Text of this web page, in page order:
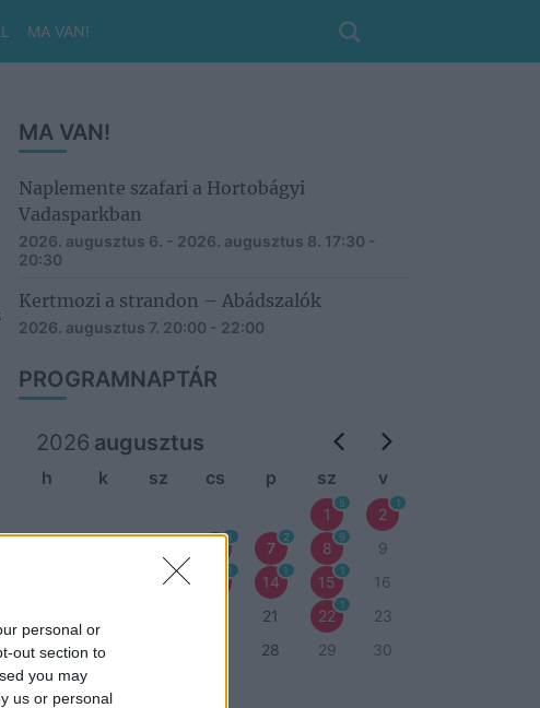
personal or
out section to
you may
us or personal
MA VAN!
MA VAN!
Naplemente szafari a Hortobágyi
Vadasparkban
2026. augusztus 6. - 2026. augusztus 8. 17:30 -
20:30
Kertmozi a strandon – Abádszalók
2026. augusztus 7. 20:00 - 22:00
PROGRAMNAPTÁR
2026 augusztus
h k sz cs p sz v
1
5
2
1
1
7
2
8
9
9
12
1 1
14
1
15
1
16
21 22
1
23
24
25 28 29
30
31